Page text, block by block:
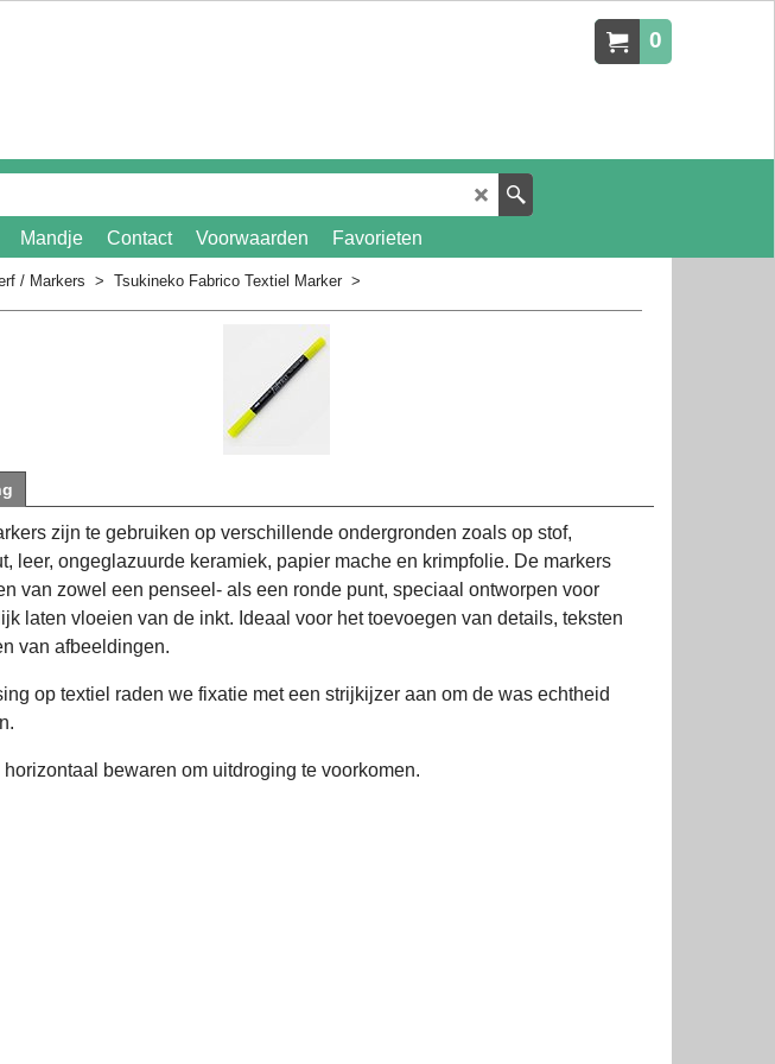
0
Mandje Contact Voorwaarden
Favorieten
/ Markers > Tsukineko Fabrico Textiel Marker >
zijn te gebruiken op verschillende ondergronden zoals op stof,
leer, ongeglazuurde keramiek, papier mache en krimpfolie. De markers
van zowel een penseel- als een ronde punt, speciaal ontworpen voor
laten vloeien van de inkt. Ideaal voor het toevoegen van details, teksten
van afbeeldingen.
op textiel raden we fixatie met een strijkijzer aan om de was echtheid
horizontaal bewaren om uitdroging te voorkomen.